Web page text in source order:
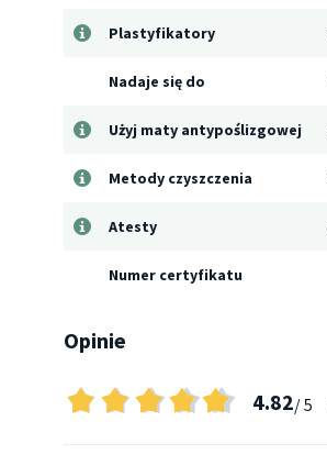
Plastyfikatory
Nadaje się do
Użyj maty antypoślizgowej
Metody czyszczenia
Atesty
Numer certyfikatu
Opinie
4.82/ 5